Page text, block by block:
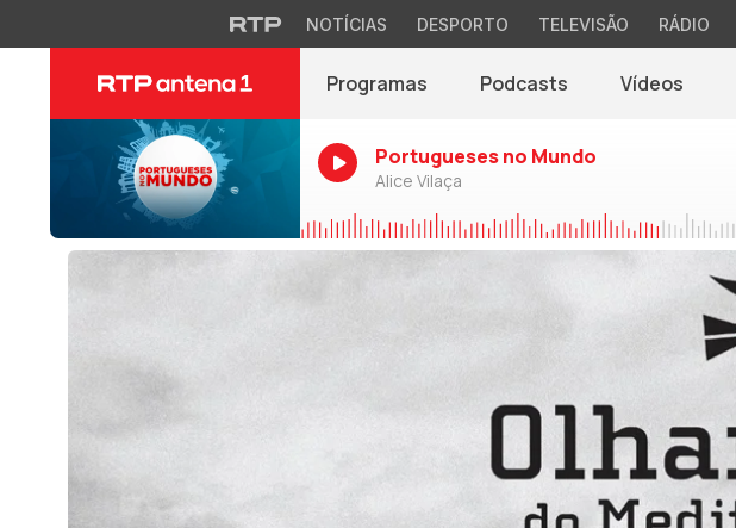
NOTÍCIAS DESPORTO TELEVISÃO RÁDIO
Programas Podcasts Vídeos
Portugueses no Mundo
Alice Vilaça